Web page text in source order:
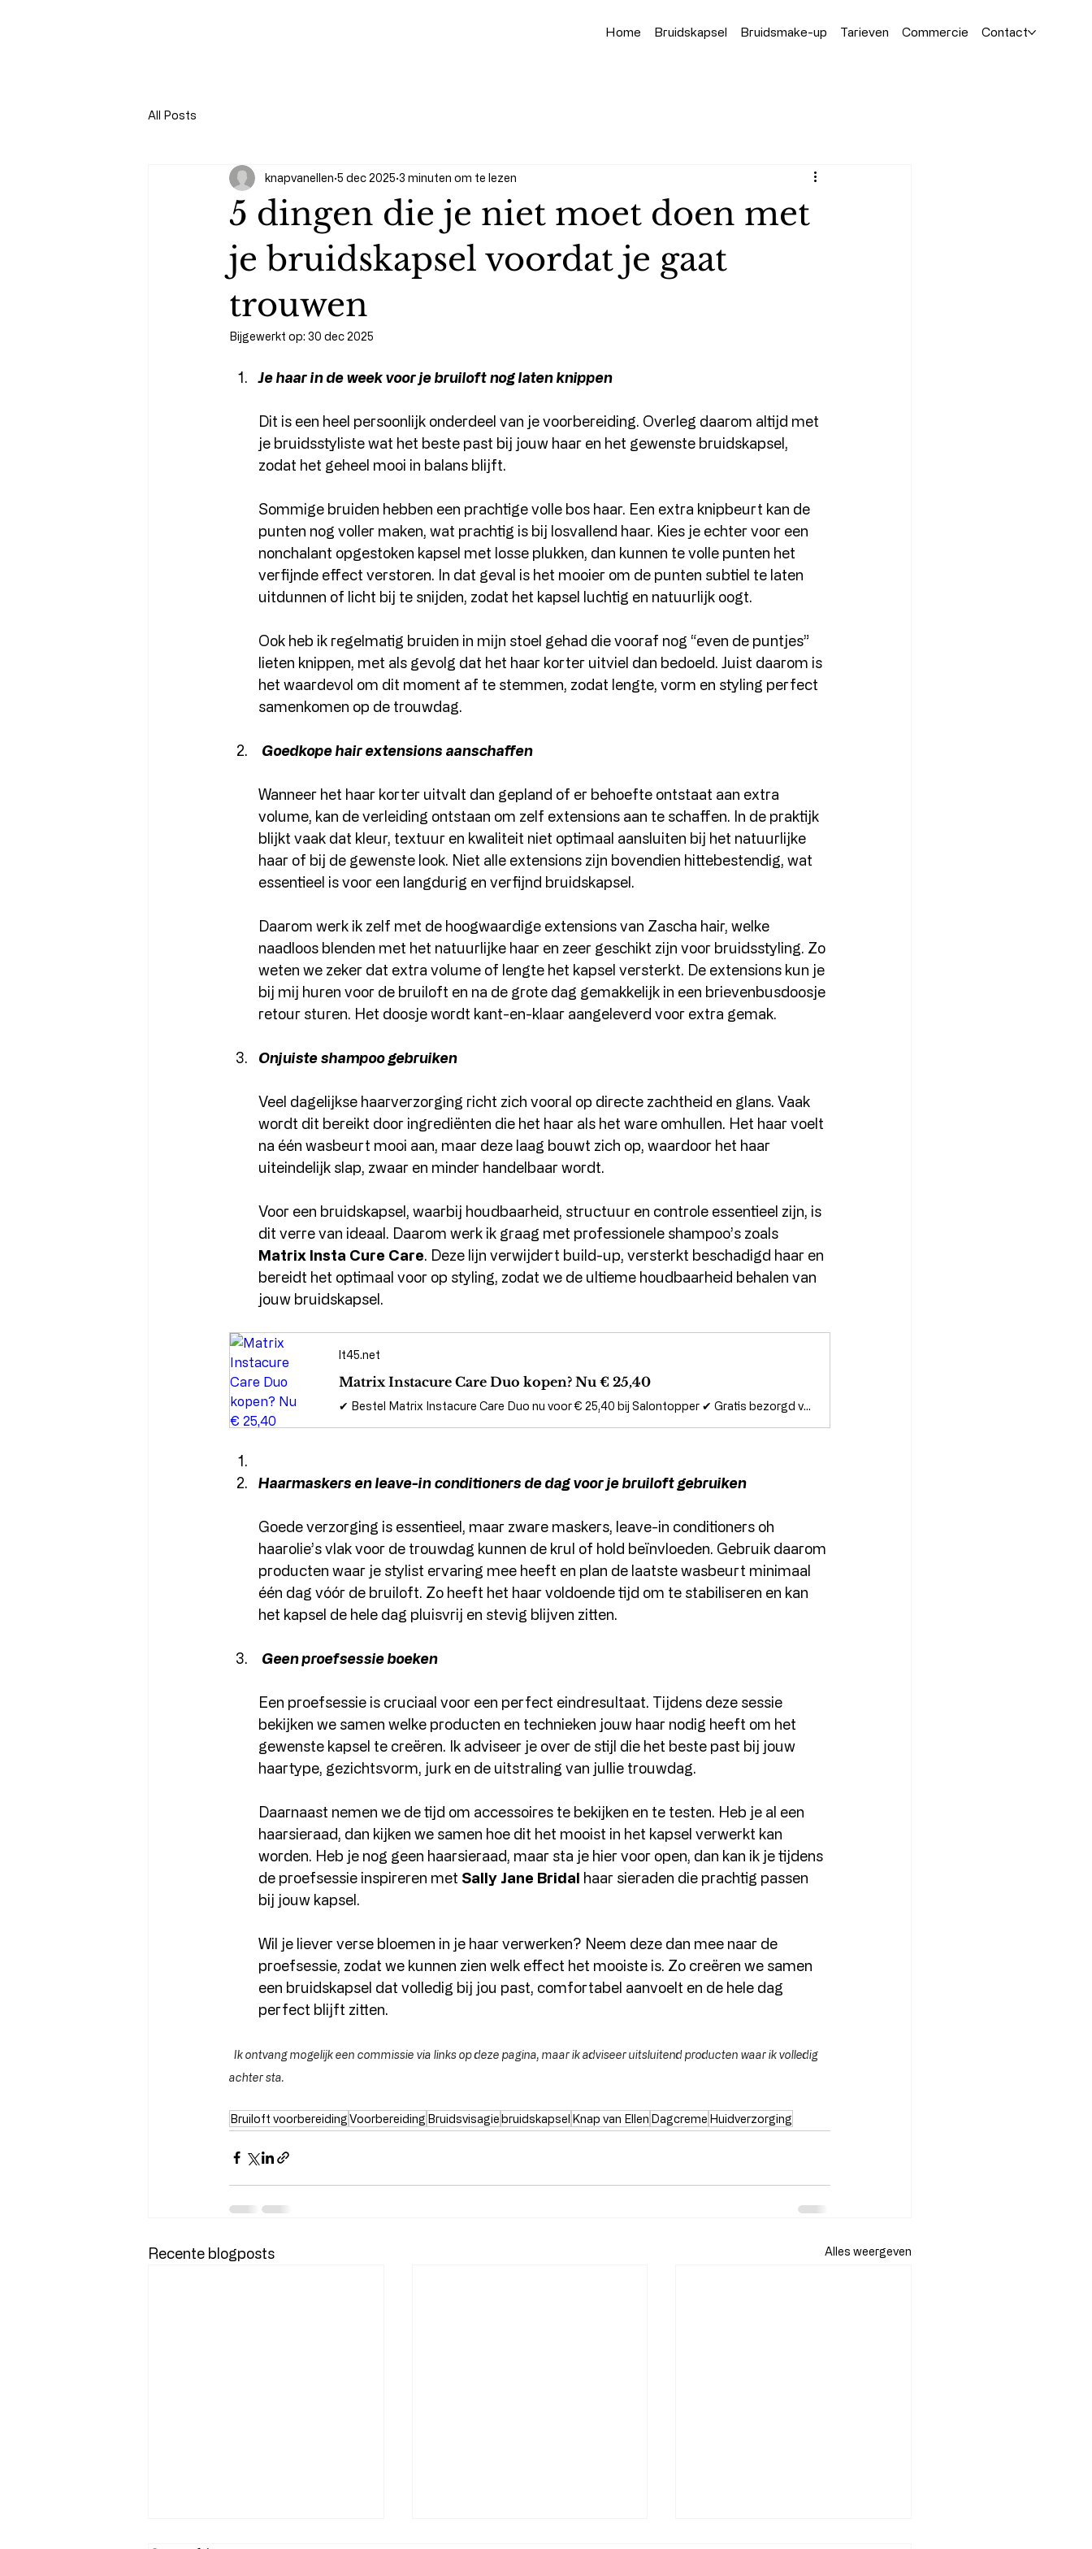
Home Bruidskapsel Bruidsmake-up Tarieven Commercie Contact
All Posts
5 dingen die je niet moet doen met
je bruidskapsel voordat je gaat
trouwen
knapvanellen 5 dec 2025 3 minuten om te lezen
Bijgewerkt op: 30 dec 2025
Je haar in de week voor je bruiloft nog laten knippen
Dit is een heel persoonlijk onderdeel van je voorbereiding. Overleg daarom altijd met
je bruidsstyliste wat het beste past bij jouw haar en het gewenste bruidskapsel,
zodat het geheel mooi in balans blijft.
Sommige bruiden hebben een prachtige volle bos haar. Een extra knipbeurt kan de
punten nog voller maken, wat prachtig is bij losvallend haar. Kies je echter voor een
nonchalant opgestoken kapsel met losse plukken, dan kunnen te volle punten het
verfijnde effect verstoren. In dat geval is het mooier om de punten subtiel te laten
uitdunnen of licht bij te snijden, zodat het kapsel luchtig en natuurlijk oogt.
Ook heb ik regelmatig bruiden in mijn stoel gehad die vooraf nog “even de puntjes”
lieten knippen, met als gevolg dat het haar korter uitviel dan bedoeld. Juist daarom is
het waardevol om dit moment af te stemmen, zodat lengte, vorm en styling perfect
samenkomen op de trouwdag.
Goedkope hair extensions aanschaffen
Wanneer het haar korter uitvalt dan gepland of er behoefte ontstaat aan extra
volume, kan de verleiding ontstaan om zelf extensions aan te schaffen. In de praktijk
blijkt vaak dat kleur, textuur en kwaliteit niet optimaal aansluiten bij het natuurlijke
haar of bij de gewenste look. Niet alle extensions zijn bovendien hittebestendig, wat
essentieel is voor een langdurig en verfijnd bruidskapsel.
Daarom werk ik zelf met de hoogwaardige extensions van Zascha hair, welke
naadloos blenden met het natuurlijke haar en zeer geschikt zijn voor bruidsstyling. Zo
weten we zeker dat extra volume of lengte het kapsel versterkt. De extensions kun je
bij mij huren voor de bruiloft en na de grote dag gemakkelijk in een brievenbusdoosje
retour sturen. Het doosje wordt kant-en-klaar aangeleverd voor extra gemak.
Onjuiste shampoo gebruiken
Veel dagelijkse haarverzorging richt zich vooral op directe zachtheid en glans. Vaak
wordt dit bereikt door ingrediënten die het haar als het ware omhullen. Het haar voelt
na één wasbeurt mooi aan, maar deze laag bouwt zich op, waardoor het haar
uiteindelijk slap, zwaar en minder handelbaar wordt.
Voor een bruidskapsel, waarbij houdbaarheid, structuur en controle essentieel zijn, is
dit verre van ideaal. Daarom werk ik graag met professionele shampoo’s zoals
Matrix Insta Cure Care. Deze lijn verwijdert build-up, versterkt beschadigd haar en
bereidt het optimaal voor op styling, zodat we de ultieme houdbaarheid behalen van
jouw bruidskapsel.
lt45.net
Matrix Instacure Care Duo kopen? Nu € 25,40
Haarmaskers en leave-in conditioners de dag voor je bruiloft gebruiken
Goede verzorging is essentieel, maar zware maskers, leave-in conditioners oh
haarolie’s vlak voor de trouwdag kunnen de krul of hold beïnvloeden. Gebruik daarom
producten waar je stylist ervaring mee heeft en plan de laatste wasbeurt minimaal
één dag vóór de bruiloft. Zo heeft het haar voldoende tijd om te stabiliseren en kan
het kapsel de hele dag pluisvrij en stevig blijven zitten.
Geen proefsessie boeken
Een proefsessie is cruciaal voor een perfect eindresultaat. Tijdens deze sessie
bekijken we samen welke producten en technieken jouw haar nodig heeft om het
gewenste kapsel te creëren. Ik adviseer je over de stijl die het beste past bij jouw
haartype, gezichtsvorm, jurk en de uitstraling van jullie trouwdag.
Daarnaast nemen we de tijd om accessoires te bekijken en te testen. Heb je al een
haarsieraad, dan kijken we samen hoe dit het mooist in het kapsel verwerkt kan
worden. Heb je nog geen haarsieraad, maar sta je hier voor open, dan kan ik je tijdens
de proefsessie inspireren met Sally Jane Bridal haar sieraden die prachtig passen
bij jouw kapsel.
Wil je liever verse bloemen in je haar verwerken? Neem deze dan mee naar de
proefsessie, zodat we kunnen zien welk effect het mooiste is. Zo creëren we samen
een bruidskapsel dat volledig bij jou past, comfortabel aanvoelt en de hele dag
perfect blijft zitten.
Ik ontvang mogelijk een commissie via links op deze pagina, maar ik adviseer uitsluitend producten waar ik volledig
achter sta.
Bruiloft voorbereiding Voorbereiding Bruidsvisagie bruidskapsel Knap van Ellen Dagcreme Huidverzorging
Recente blogposts Alles weergeven